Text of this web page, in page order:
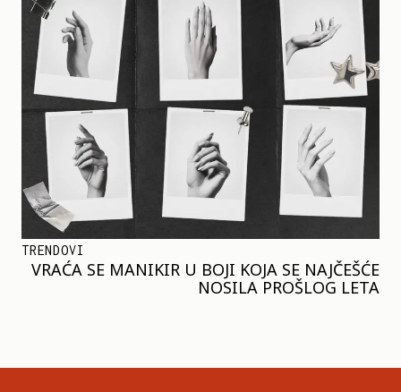
TRENDOVI
VRAĆA SE MANIKIR U BOJI KOJA SE NAJČEŠĆE
NOSILA PROŠLOG LETA